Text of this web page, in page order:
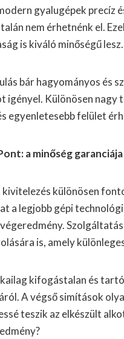
gyalugépek precíz
nem érhetnénk el.
is kiváló minőségű lesz.
bár hagyományos és
igényel. Különösen nagy
egyenletesebb felület
a minőség garanciája
kivitelezés különösen
a legjobb gépi
is, amely
kifogástalan és
A végső simítások
teszik az elkészült